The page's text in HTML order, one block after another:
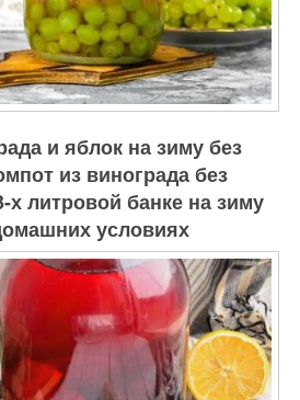
и яблок на зиму без
из винограда без
х литровой банке на зиму
условиях